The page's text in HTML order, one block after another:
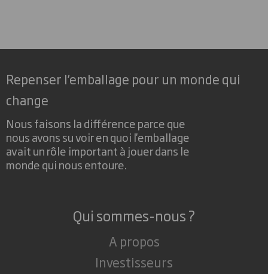
Repenser l’emballage pour un monde qui
change
Nous faisons la différence parce que
nous avons su voir en quoi l'emballage
avait un rôle important à jouer dans le
monde qui nous entoure.
Qui sommes-nous ?
A propos
Investisseurs